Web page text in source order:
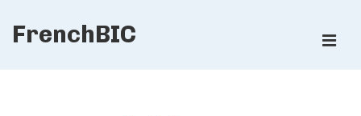
SkipFrenchBIC